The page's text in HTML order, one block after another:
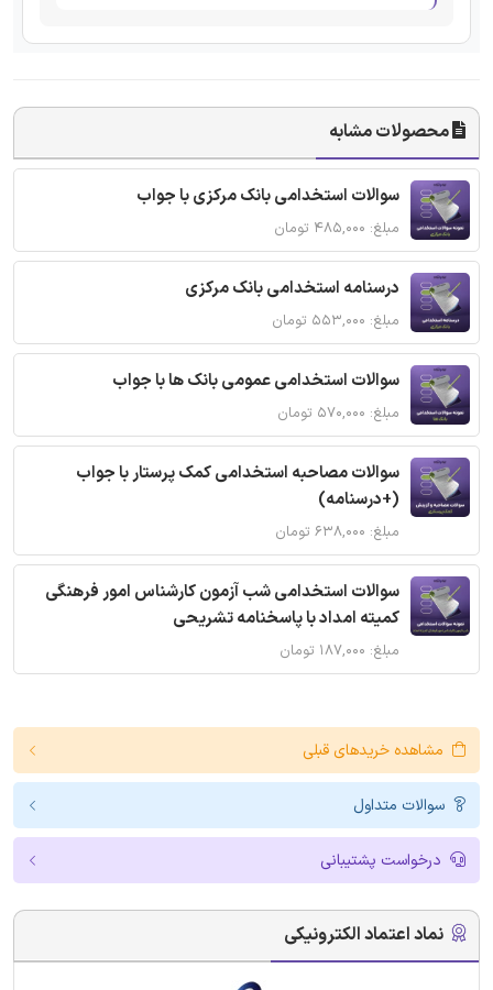
محصولات مشابه
سوالات استخدامی بانک مرکزی با جواب
مبلغ: ۴۸۵,۰۰۰ تومان
درسنامه استخدامی بانک مرکزی
مبلغ: ۵۵۳,۰۰۰ تومان
سوالات استخدامی عمومی بانک ها با جواب
مبلغ: ۵۷۰,۰۰۰ تومان
سوالات مصاحبه استخدامی کمک پرستار با جواب
(+درسنامه)
مبلغ: ۶۳۸,۰۰۰ تومان
سوالات استخدامی شب آزمون کارشناس امور فرهنگی
کمیته امداد با پاسخنامه تشریحی
مبلغ: ۱۸۷,۰۰۰ تومان
مشاهده خریدهای قبلی
سوالات متداول
درخواست پشتیبانی
نماد اعتماد الکترونیکی